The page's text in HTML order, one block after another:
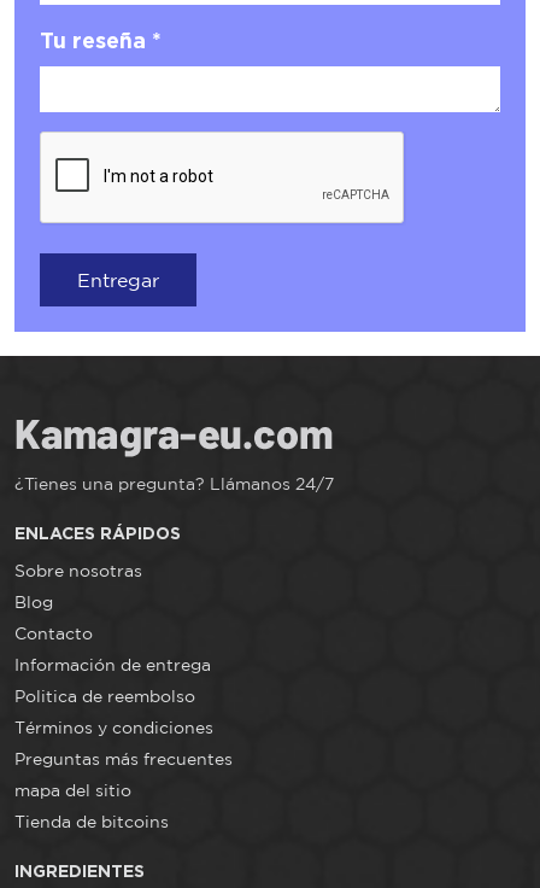
Tu reseña *
Entregar
¿Tienes una pregunta? Llámanos 24/7
ENLACES RÁPIDOS
Sobre nosotras
Blog
Contacto
Información de entrega
Politica de reembolso
Términos y condiciones
Preguntas más frecuentes
mapa del sitio
Tienda de bitcoins
INGREDIENTES